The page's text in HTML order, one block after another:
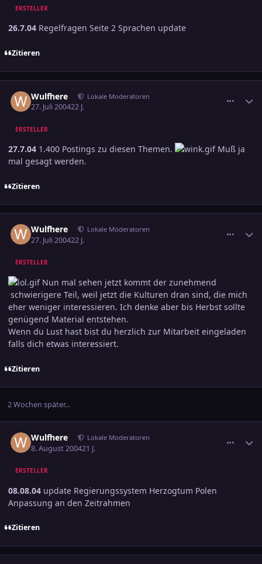
ERSTELLER
26.7.04 Regelfragen Seite 2 Sprachen update
Zitieren
Wulfhere Lokale Moderatoren
27. Juli 200422 J.
ERSTELLER
27.7.04 1.400 Postings zu diesen Themen.
Muß ja
mal gesagt werden.
Zitieren
Wulfhere Lokale Moderatoren
27. Juli 200422 J.
ERSTELLER
Nun mal sehen jetzt kommt der zunehmend
schwierigere Teil, weil jetzt die Kulturen dran sind, die mich
eher weniger interessieren. Ich denke aber bis Herbst sollte
genügend Material entstehen.
Wenn du Lust hast bist du herzlich zur Mitarbeit eingeladen
falls dich etwas interessiert.
Zitieren
2 Wochen später...
Wulfhere Lokale Moderatoren
8. August 200421 J.
ERSTELLER
08.08.04 update Regierungssystem Herzogtum Polen
Anpassung an den Zeitrahmen
Zitieren